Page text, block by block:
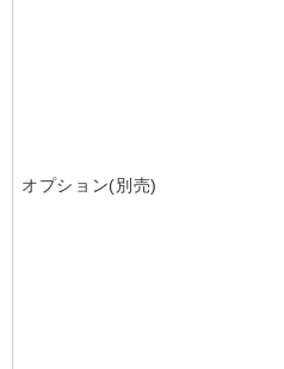
オプション(別売)